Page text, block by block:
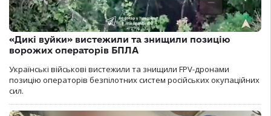
«Дикі вуйки» вистежили та знищили позицію
ворожих операторів БПЛА
Українські військові вистежили та знищили FPV-дронами
позицію операторів безпілотних систем російських окупаційних
сил.